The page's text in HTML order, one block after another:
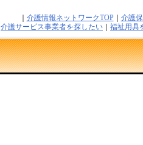
介護情報ネットワークTOP｜ 介護
介護サービス事業者を探したい 福祉用具